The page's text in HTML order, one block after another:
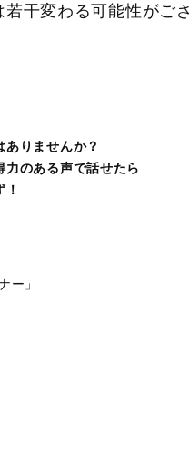
若干変わる可能性
りませんか？
のある声で話せたら
ー」